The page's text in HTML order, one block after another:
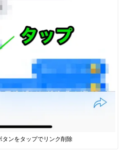
タンをタップでリンク削除